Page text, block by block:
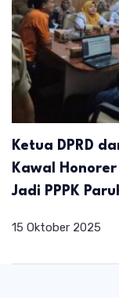
Ketua DPRD
Kawal
Jadi PPPK
15 Oktober 2025